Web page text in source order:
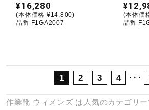
¥16,280
(本体価格 ¥14,800)
品番 F1GA2007
(本体価
品番
1 2 3 4 ･･･
作業靴 ウィメンズ は人気のカテゴリ